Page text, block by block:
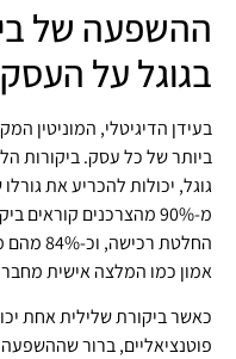
ההשפעה של
בגוגל על
בעידן הדיגיטלי, המוניטין
ביותר של כל עסק. ביקורות
גוגל, יכולות להכריע את
מ-90% מהצרכנים
החלטת
אמון כמו המלצה אישית
כאשר ביקורת שלילית אחת
פוטנציאליים, ברור